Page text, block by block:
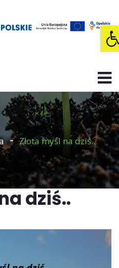
Złota myśl na dziś..
dziś..